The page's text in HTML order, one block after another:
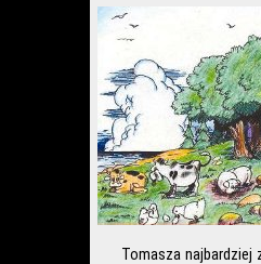
Tomasza najbardziej